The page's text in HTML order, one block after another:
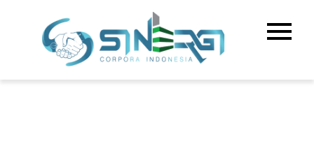
content